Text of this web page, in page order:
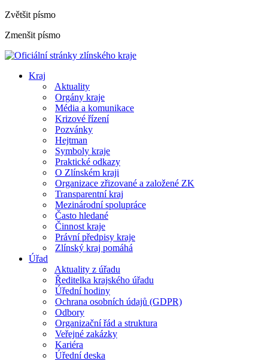
Zvětšit písmo
Zmenšit písmo
Kraj
Aktuality
Orgány kraje
Média a komunikace
Krizové řízení
Pozvánky
Hejtman
Symboly kraje
Praktické odkazy
O Zlínském kraji
Organizace zřizované a založené ZK
Transparentní kraj
Mezinárodní spolupráce
Často hledané
Činnost kraje
Právní předpisy kraje
Zlínský kraj pomáhá
Úřad
Aktuality z úřadu
Ředitelka krajského úřadu
Úřední hodiny
Ochrana osobních údajů (GDPR)
Odbory
Organizační řád a struktura
Veřejné zakázky
Kariéra
Úřední deska